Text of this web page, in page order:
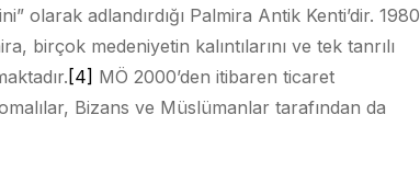
olarak adlandırdığı Palmira Antik Kenti’dir. 1980
birçok medeniyetin kalıntılarını ve tek tanrılı
[4] MÖ 2000’den itibaren ticaret
Bizans ve Müslümanlar tarafından da